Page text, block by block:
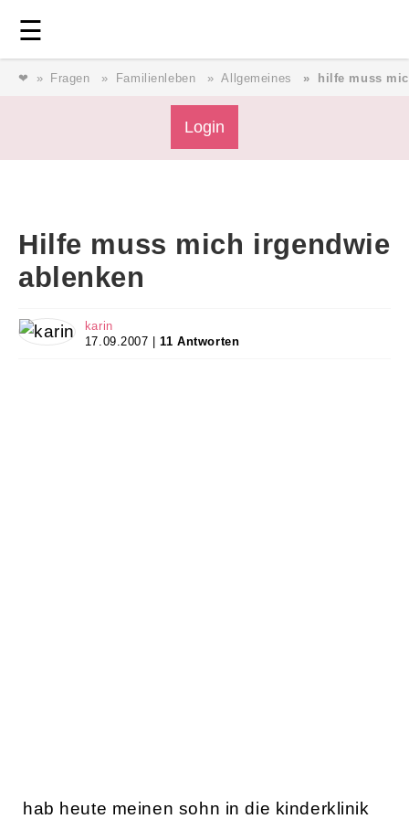
☰
❤ Fragen Familienleben Allgemeines hilfe muss
Login
Hilfe muss mich irgendwie
ablenken
karin
17.09.2007 |11 Antworten
hab heute meinen sohn in die kinderklinik
Forum